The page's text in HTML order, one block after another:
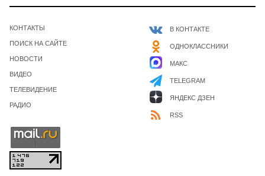
КОНТАКТЫ
ПОИСК НА САЙТЕ
НОВОСТИ
ВИДЕО
ТЕЛЕВИДЕНИЕ
РАДИО
В КОНТАКТЕ
ОДНОКЛАССНИКИ
МАКС
TELEGRAM
ЯНДЕКС ДЗЕН
RSS